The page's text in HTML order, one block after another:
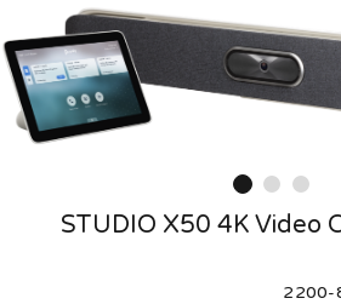
STUDIO X50 4K Video